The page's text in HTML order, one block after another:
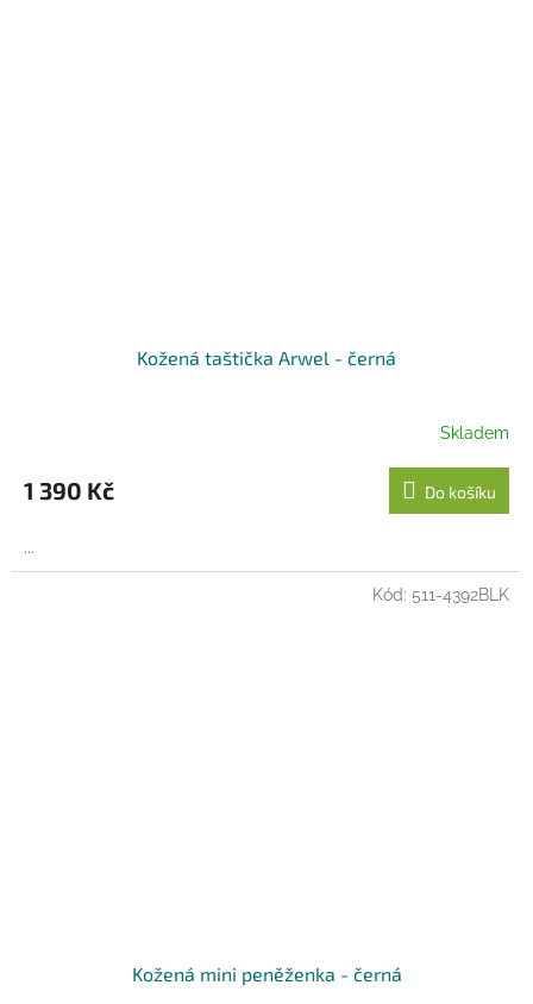
Kožená taštička Arwel - černá
Skladem
1 390 Kč Do košíku
...
Kožená mini peněženka - černá
Kód: 511-4392BLK